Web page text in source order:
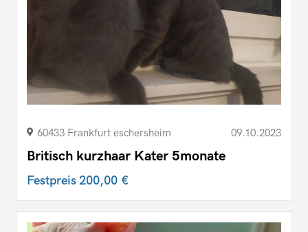
60433 Frankfurt eschersheim 09.10.2023
Britisch kurzhaar Kater 5monate
Festpreis200,00 €